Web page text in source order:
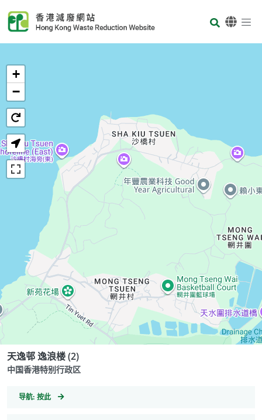
Body
+
−
天逸邨 逸浪楼 (2)
中国香港特别行政区
导航: GeoCoordinates
按此